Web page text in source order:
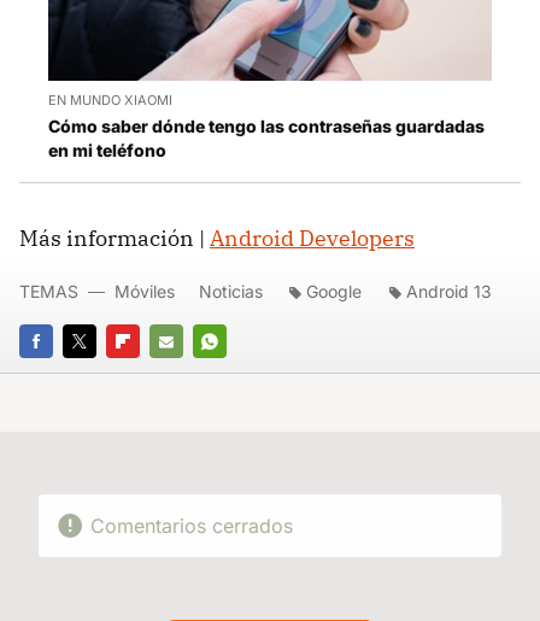
EN MUNDO XIAOMI
Cómo saber dónde tengo las contraseñas guardadas
en mi teléfono
Más información | Android Developers
FACEBOOK
TWITTERFLIPBOARD
E-
WHATSAPP
TEMAS Móviles Noticias Google Android 13
Comentarios cerrados